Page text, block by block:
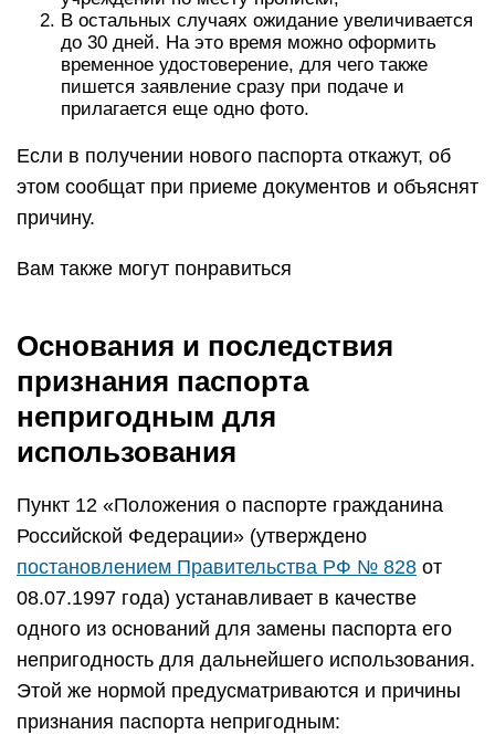
В остальных случаях ожидание увеличивается
до 30 дней. На это время можно оформить
временное удостоверение, для чего также
пишется заявление сразу при подаче и
прилагается еще одно фото.
Если в получении нового паспорта откажут, об
этом сообщат при приеме документов и объяснят
причину.
Вам также могут понравиться
Основания и последствия
признания паспорта
непригодным для
использования
Пункт 12 «Положения о паспорте гражданина
Российской Федерации» (утверждено
постановлением Правительства РФ № 828 от
08.07.1997 года) устанавливает в качестве
одного из оснований для замены паспорта его
непригодность для дальнейшего использования.
Этой же нормой предусматриваются и причины
признания паспорта непригодным: